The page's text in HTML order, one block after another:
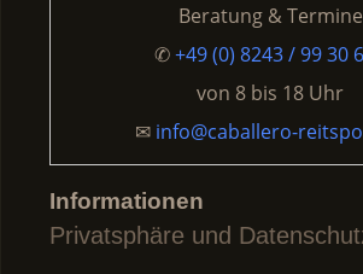
Beratung & Termine
✆+49 (0) 8243 / 99 30
von 8 bis 18 Uhr
✉ info@caballero-
Informationen
Privatsphäre und